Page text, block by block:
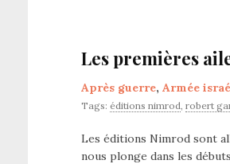
Les premières
Après guerre, Armée
Tags: éditions nimrod, robert
Les éditions Nimrod sont
nous plonge dans les